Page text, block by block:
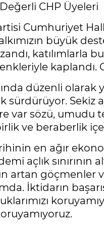
Değerli CHP Üyeleri
Cumhuriyet
büyük
katılımlarla
kaplandı.
düzenli
sürdürüyor. Sekiz
var sözü, umudu
ve beraberlik
en ağır
açlık sınırının
artan göçmenler
İktidarın